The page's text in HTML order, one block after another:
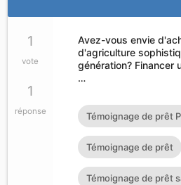
1
vote
1
réponse
Avez-vous envie
d'agriculture
génération? Financer
…
Témoignage de prêt
Témoignage de prêt
Témoignage de prêt
Témoignage de prêt